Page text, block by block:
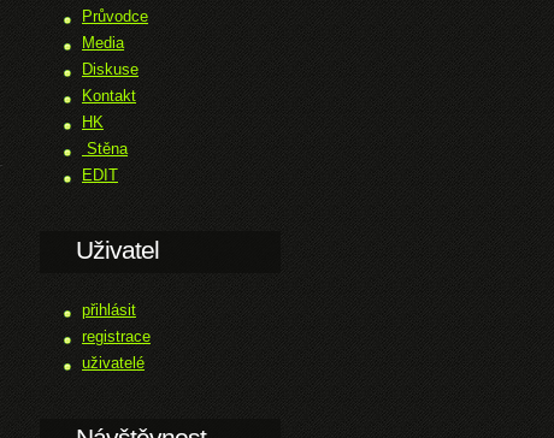
Průvodce
Media
Diskuse
Kontakt
HK
Stěna
EDIT
Uživatel
přihlásit
registrace
uživatelé